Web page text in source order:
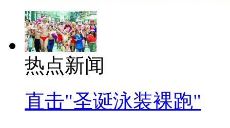
热点新闻
直击"圣诞泳装裸跑"